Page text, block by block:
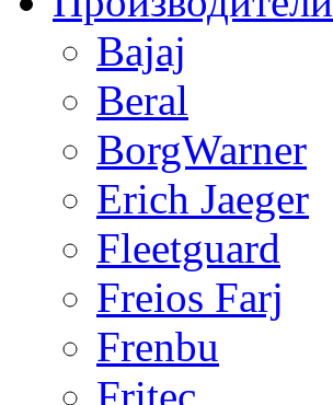
Bajaj
Beral
BorgWarner
Erich Jaeger
Fleetguard
Freios Farj
Frenbu
Fritec